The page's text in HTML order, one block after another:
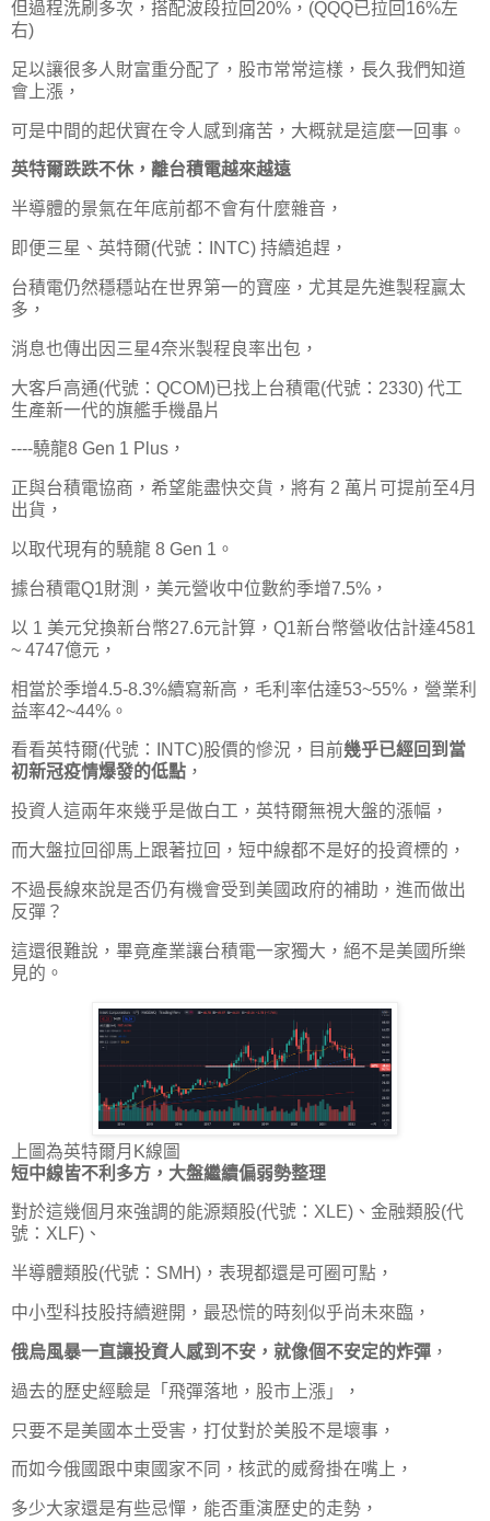
但過程洗刷多次，搭配波段拉回20%，(QQQ已拉回16%左
右)
足以讓很多人財富重分配了，股市常常這樣，長久我們知道
會上漲，
可是中間的起伏實在令人感到痛苦，大概就是這麼一回事。
英特爾跌跌不休，離台積電越來越遠
半導體的景氣在年底前都不會有什麼雜音，
即便三星、英特爾(代號：INTC) 持續追趕，
台積電仍然穩穩站在世界第一的寶座，尤其是先進製程贏太
多，
消息也傳出因三星4奈米製程良率出包，
大客戶高通(代號：QCOM)已找上台積電(代號：2330) 代工
生產新一代的旗艦手機晶片
----驍龍8 Gen 1 Plus，
正與台積電協商，希望能盡快交貨，將有 2 萬片可提前至4月
出貨，
以取代現有的驍龍 8 Gen 1。
據台積電Q1財測，美元營收中位數約季增7.5%，
以 1 美元兌換新台幣27.6元計算，Q1新台幣營收估計達4581
~ 4747億元，
相當於季增4.5-8.3%續寫新高，毛利率估達53~55%，營業利
益率42~44%。
看看英特爾(代號：INTC)股價的慘況，目前幾乎已經回到當
初新冠疫情爆發的低點 ，
投資人這兩年來幾乎是做白工，英特爾無視大盤的漲幅，
而大盤拉回卻馬上跟著拉回，短中線都不是好的投資標的，
不過長線來說是否仍有機會受到美國政府的補助，進而做出
反彈？
這還很難說，畢竟產業讓台積電一家獨大，絕不是美國所樂
見的。
上圖為英特爾月K線圖
短中線皆不利多方，大盤繼續偏弱勢整理
對於這幾個月來強調的能源類股(代號：XLE)、金融類股(代
號：XLF)、
半導體類股(代號：SMH)，表現都還是可圈可點，
中小型科技股持續避開，最恐慌的時刻似乎尚未來臨，
俄烏風暴一直讓投資人感到不安，就像個不安定的炸彈 ，
過去的歷史經驗是「飛彈落地，股市上漲」，
只要不是美國本土受害，打仗對於美股不是壞事，
而如今俄國跟中東國家不同，核武的威脅掛在嘴上，
多少大家還是有些忌憚，能否重演歷史的走勢，